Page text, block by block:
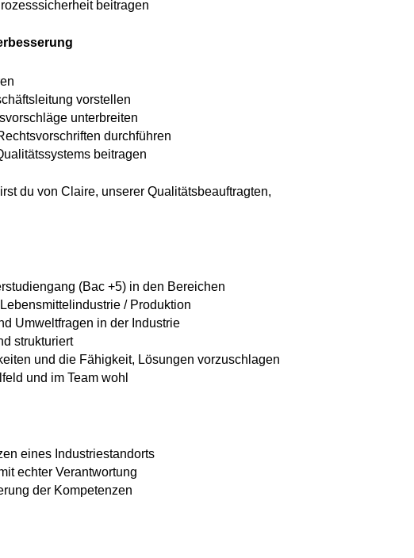
beitragen
vorstellen
unterbreiten
durchführen
beitragen
du von Claire, unserer Qualitätsbeauftragten,
(Bac +5) in den Bereichen
/ Produktion
Umweltfragen in der Industrie
strukturiert
und die Fähigkeit, Lösungen vorzuschlagen
und im Team wohl
eines Industriestandorts
echter Verantwortung
der Kompetenzen